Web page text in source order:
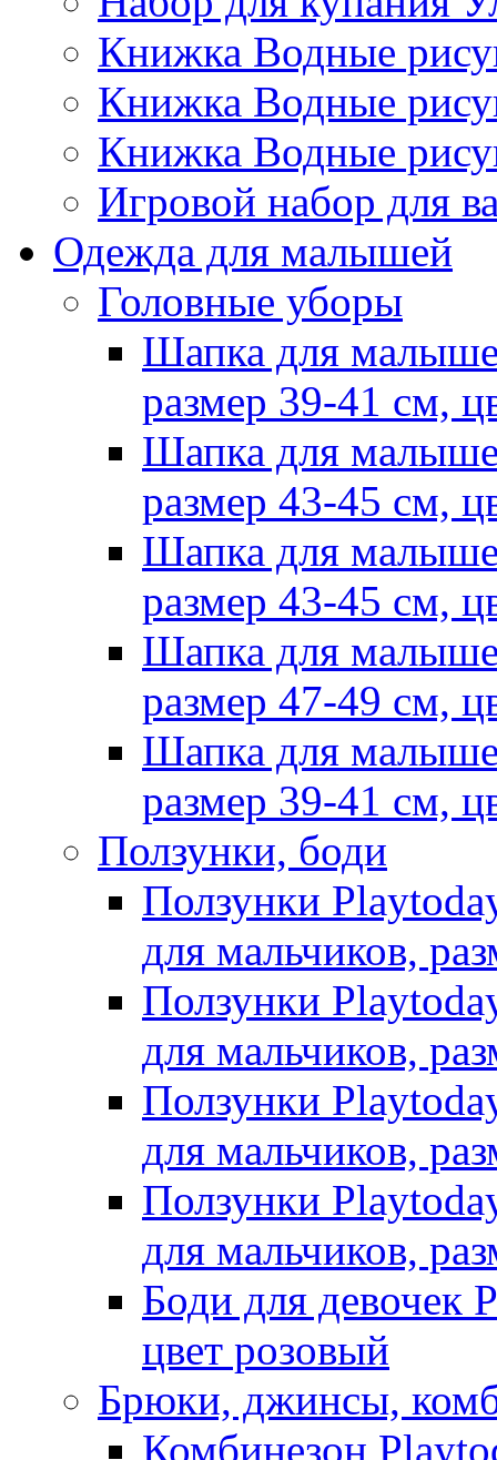
Книжка Водные
Книжка Водные
Книжка Водные
Игровой набор для
Одежда для малышей
Головные уборы
Шапка для
размер 39-41 см,
Шапка для
размер 43-45 см,
Шапка для
размер 43-45 см,
Шапка для
размер 47-49 см,
Шапка для
размер 39-41 см,
Ползунки, боди
Ползунки
для мальчиков,
Ползунки
для мальчиков,
Ползунки
для мальчиков,
Ползунки
для мальчиков,
Боди для девочек
цвет розовый
Брюки, джинсы,
Комбинезон